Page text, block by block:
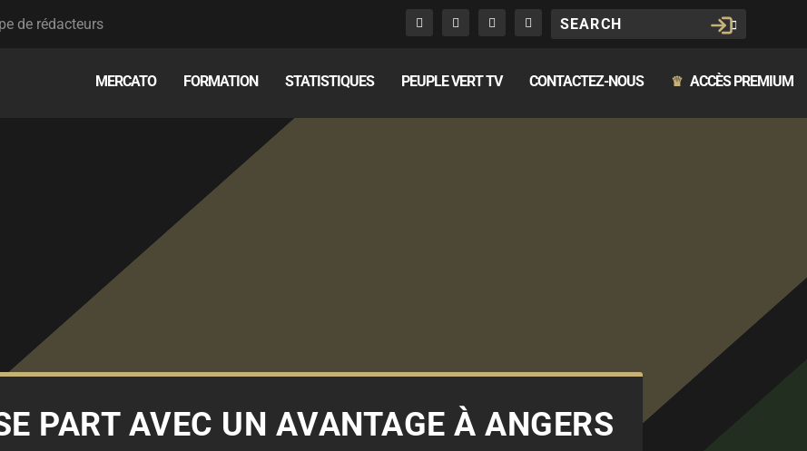
de rédacteurs
MERCATO FORMATION STATISTIQUES PEUPLE VERT TV CONTACTEZ-NOUS ♛ ACCÈS PREMIUM
PART AVEC UN AVANTAGE À ANGERS